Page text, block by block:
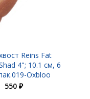
Reins Fat
4"; 10.1 см, 6
Oxbloo
550 ₽